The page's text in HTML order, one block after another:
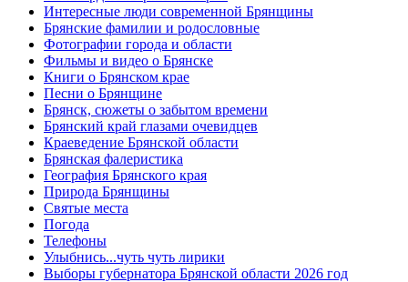
Интересные люди современной Брянщины
Брянские фамилии и родословные
Фотографии города и области
Фильмы и видео о Брянске
Книги о Брянском крае
Песни о Брянщине
Брянск, сюжеты о забытом времени
Брянский край глазами очевидцев
Краеведение Брянской области
Брянская фалеристика
География Брянского края
Природа Брянщины
Святые места
Погода
Телефоны
Улыбнись...чуть чуть лирики
Выборы губернатора Брянской области 2026 год